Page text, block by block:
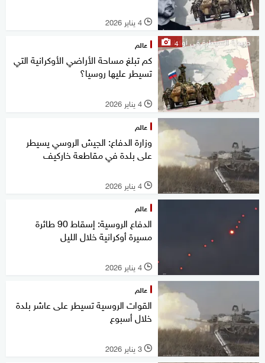
l 4 يناير 2026
4 عالم
كم تبلغ مساحة الأراضي الأوكرانية التي
تسيطر عليها روسيا؟
l 4 يناير 2026
عالم
وزارة الدفاع: الجيش الروسي يسيطر
على بلدة في مقاطعة خاركيف
l 4 يناير 2026
عالم
الدفاع الروسية: إسقاط 90 طائرة
مسيرة أوكرانية خلال الليل
l 4 يناير 2026
عالم
القوات الروسية تسيطر على عاشر بلدة
خلال أسبوع
l 3 يناير 2026